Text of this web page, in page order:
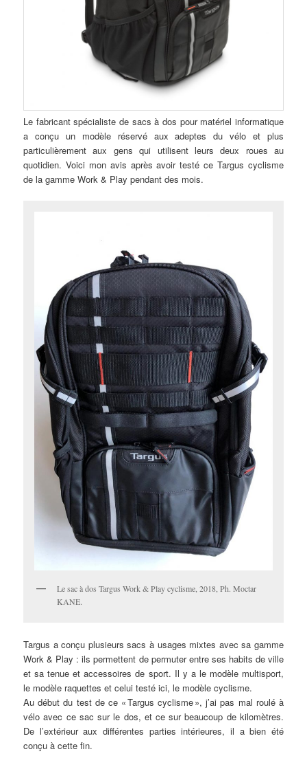
Le fabricant spécialiste de sacs à dos pour matériel informatique
a conçu un modèle réservé aux adeptes du vélo et plus
particulièrement aux gens qui utilisent leurs deux roues au
quotidien. Voici mon avis après avoir testé ce Targus cyclisme
de la gamme Work & Play pendant des mois.
Le sac à dos Targus Work & Play cyclisme, 2018, Ph. Moctar
KANE.
Targus a conçu plusieurs sacs à usages mixtes avec sa gamme
Work & Play : ils permettent de permuter entre ses habits de ville
et sa tenue et accessoires de sport. Il y a le modèle multisport,
le modèle raquettes et celui testé ici, le modèle cyclisme.
Au début du test de ce « Targus cyclisme », j’ai pas mal roulé à
vélo avec ce sac sur le dos, et ce sur beaucoup de kilomètres.
De l’extérieur aux différentes parties intérieures, il a bien été
conçu à cette fin.